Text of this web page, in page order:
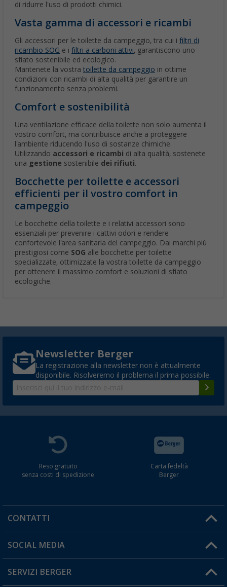
di ridurre l'uso di prodotti chimici.
Vasta gamma di accessori e ricambi
Gli accessori per le toilette da campeggio, tra cui i filtri di
ricambio SOG e i filtri a carboni attivi, garantiscono uno
sfiato sostenibile ed ecologico.
Mantenete la vostra toilette da campeggio in ottime
condizioni con ricambi di alta qualità per garantire un
funzionamento senza problemi.
Comfort e sostenibilità
Una ventilazione efficace della toilette non solo aumenta il
vostro comfort, ma contribuisce anche a proteggere
l'ambiente riducendo l'uso di sostanze chimiche.
Utilizzando accessori e ricambi di alta qualità, sostenete
una gestione sostenibile dei rifiuti.
Bocchette per toilette e accessori
efficienti per il vostro comfort in
campeggio
Le bocchette della toilette e i relativi accessori sono
essenziali per prevenire i cattivi odori e rendere
confortevole l'area sanitaria del campeggio. Dai marchi più
prestigiosi come SOG alle bocchette per toilette
specializzate, ottimizzate la vostra toilette da campeggio
per ottenere il massimo comfort e soluzioni di sfiato
ecologiche.
Newsletter Berger
La registrazione alla newsletter non è attualmente
disponibile. Risolveremo il problema il prima possibile.
Reso gratuito
senza costi di spedizione
Carta fedeltà
Berger
CONTATTI
Orari di apertura del servizio:
Hai una domanda?
SOCIAL MEDIA
SERVIZI BERGER